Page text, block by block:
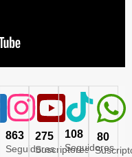
863
Seguidores
275
Suscriptores
108
Seguidores
80